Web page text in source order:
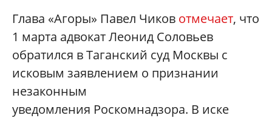
Глава «Агоры» Павел Чиков отмечает, что
1 марта адвокат Леонид Соловьев
обратился в Таганский суд Москвы с
исковым заявлением о признании
незаконным
уведомления Роскомнадзора. В иске